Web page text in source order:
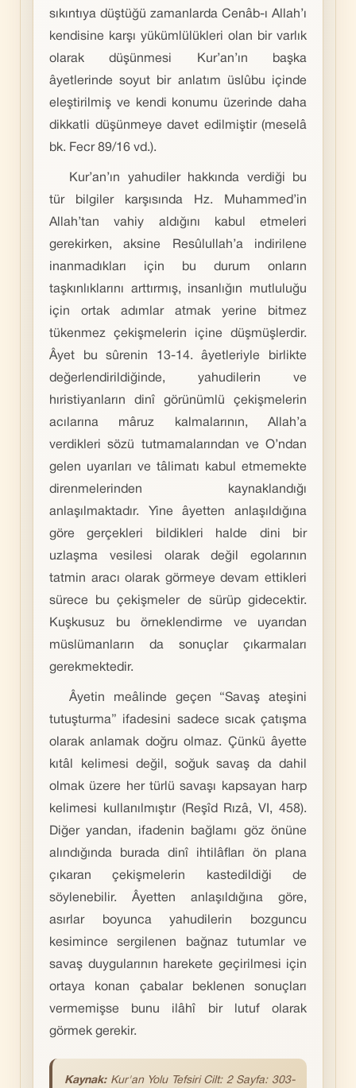
sıkıntıya düştüğü zamanlarda Cenâb-ı Allah’ı
kendisine karşı yükümlülükleri olan bir varlık
olarak düşünmesi Kur’an’ın başka
âyetlerinde soyut bir anlatım üslûbu içinde
eleştirilmiş ve kendi konumu üzerinde daha
dikkatli düşünmeye davet edilmiştir (meselâ
bk. Fecr 89/16 vd.).
Kur’an’ın yahudiler hakkında verdiği bu
tür bilgiler karşısında Hz. Muhammed’in
Allah’tan vahiy aldığını kabul etmeleri
gerekirken, aksine Resûlullah’a indirilene
inanmadıkları için bu durum onların
taşkınlıklarını arttırmış, insanlığın mutluluğu
için ortak adımlar atmak yerine bitmez
tükenmez çekişmelerin içine düşmüşlerdir.
Âyet bu sûrenin 13-14. âyetleriyle birlikte
değerlendirildiğinde, yahudilerin ve
hıristiyanların dinî görünümlü çekişmelerin
acılarına mâruz kalmalarının, Allah’a
verdikleri sözü tutmamalarından ve O’ndan
gelen uyarıları ve tâlimatı kabul etmemekte
direnmelerinden kaynaklandığı
anlaşılmaktadır. Yine âyetten anlaşıldığına
göre gerçekleri bildikleri halde dini bir
uzlaşma vesilesi olarak değil egolarının
tatmin aracı olarak görmeye devam ettikleri
sürece bu çekişmeler de sürüp gidecektir.
Kuşkusuz bu örneklendirme ve uyarıdan
müslümanların da sonuçlar çıkarmaları
gerekmektedir.
Âyetin meâlinde geçen “Savaş ateşini
tutuşturma” ifadesini sadece sıcak çatışma
olarak anlamak doğru olmaz. Çünkü âyette
kıtâl kelimesi değil, soğuk savaş da dahil
olmak üzere her türlü savaşı kapsayan harp
kelimesi kullanılmıştır (Reşîd Rızâ, VI, 458).
Diğer yandan, ifadenin bağlamı göz önüne
alındığında burada dinî ihtilâfları ön plana
çıkaran çekişmelerin kastedildiği de
söylenebilir. Âyetten anlaşıldığına göre,
asırlar boyunca yahudilerin bozguncu
kesimince sergilenen bağnaz tutumlar ve
savaş duygularının harekete geçirilmesi için
ortaya konan çabalar beklenen sonuçları
vermemişse bunu ilâhî bir lutuf olarak
görmek gerekir.
Kaynak: Kur'an Yolu Tefsiri Cilt: 2 Sayfa: 303-